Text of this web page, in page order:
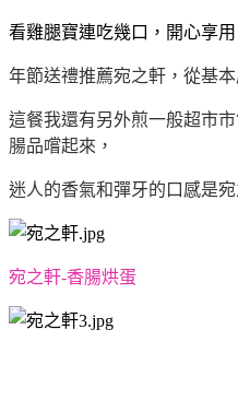
看雞腿寶連吃幾口，開心享
年節送禮推薦宛之軒，從基
這餐我還有另外煎一般超市
腸品嚐起來，
迷人的香氣和彈牙的口感是
宛之軒-香腸烘蛋